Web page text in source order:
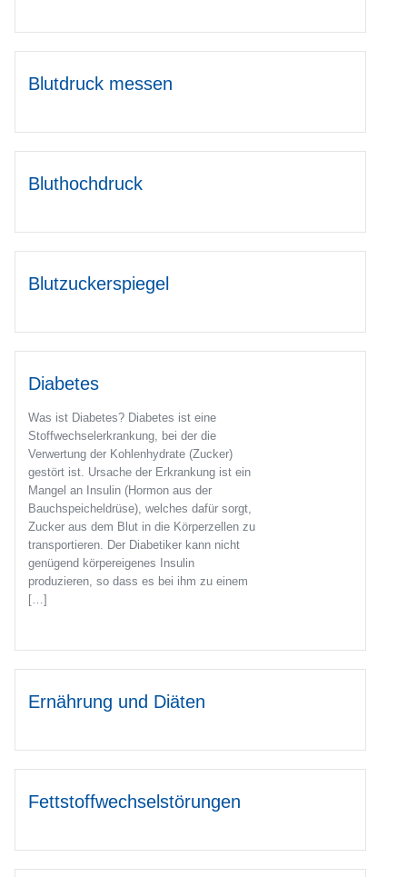
Blutdruck messen
Bluthochdruck
Blutzuckerspiegel
Diabetes
Was ist Diabetes? Diabetes ist eine
Stoffwechselerkrankung, bei der die
Verwertung der Kohlenhydrate (Zucker)
gestört ist. Ursache der Erkrankung ist ein
Mangel an Insulin (Hormon aus der
Bauchspeicheldrüse), welches dafür sorgt,
Zucker aus dem Blut in die Körperzellen zu
transportieren. Der Diabetiker kann nicht
genügend körpereigenes Insulin
produzieren, so dass es bei ihm zu einem
[…]
Ernährung und Diäten
Fettstoffwechselstörungen